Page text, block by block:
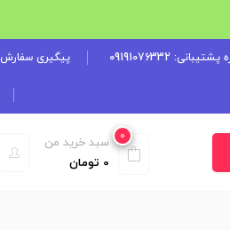
09191076332 پیگیری سفارش
0
سبد خرید من
0 تومان